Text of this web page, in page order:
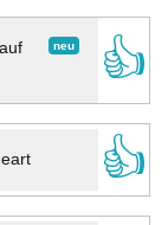
neu
👍
👍